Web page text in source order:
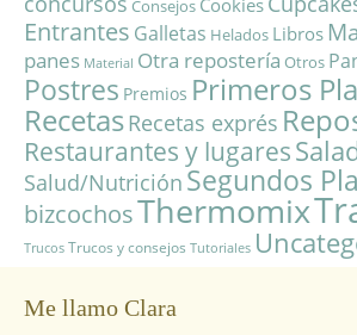
Consejos
Entrantes Galletas Helados Libros
panes Material Otra repostería Otros
Postres Premios Primeros
RecetasRecetas exprés
Restaurantes y lugares
Salud/NutriciónSegundos
bizcochosThermomix
Trucos Trucos y consejos Tutoriales
Me llamo Clara